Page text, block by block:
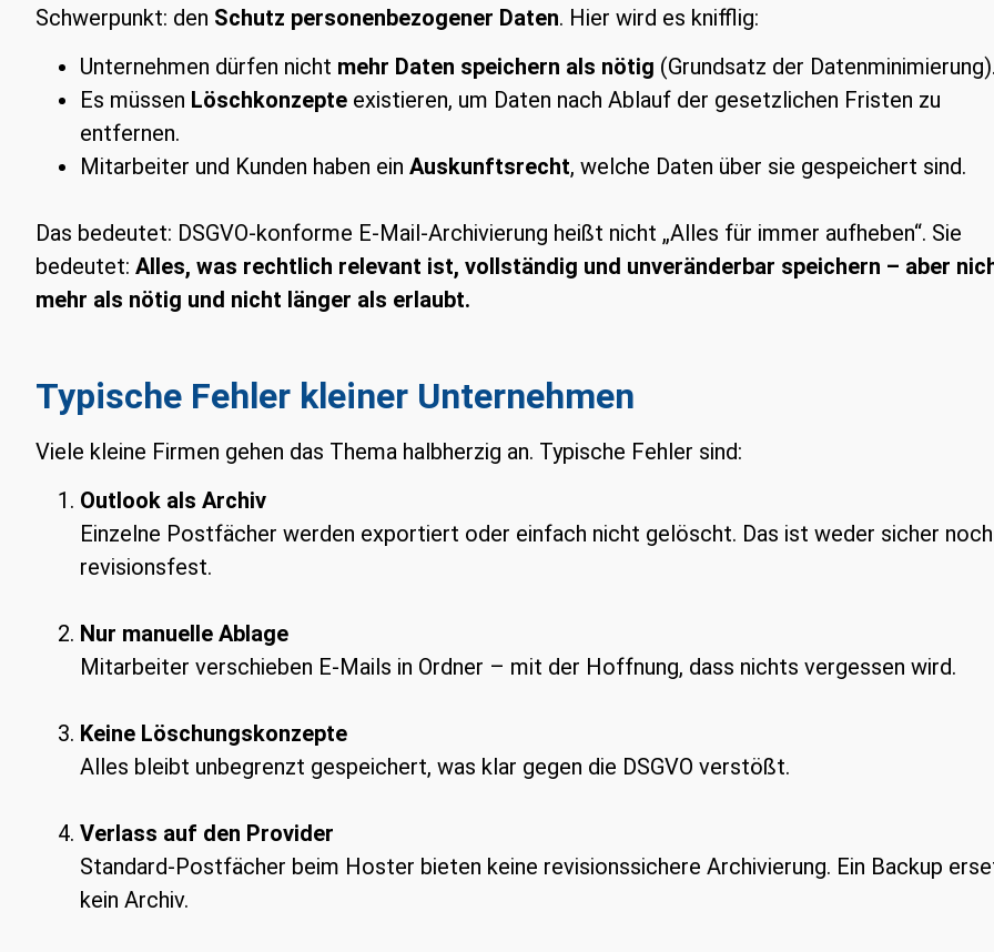
Schwerpunkt: den Schutz personenbezogener Daten. Hier wird es knifflig:
Unternehmen dürfen nicht mehr Daten speichern als nötig (Grundsatz der
Es müssen Löschkonzepte existieren, um Daten nach Ablauf der gesetzlichen Fristen zu
entfernen.
Mitarbeiter und Kunden haben ein Auskunftsrecht, welche Daten über sie gespeichert sind.
Das bedeutet: DSGVO-konforme E-Mail-Archivierung heißt nicht „Alles für immer aufheben“. Sie
bedeutet: Alles, was rechtlich relevant ist, vollständig und unveränderbar speichern – aber
mehr als nötig und nicht länger als erlaubt.
Typische Fehler kleiner Unternehmen
Viele kleine Firmen gehen das Thema halbherzig an. Typische Fehler sind:
Outlook als Archiv
Einzelne Postfächer werden exportiert oder einfach nicht gelöscht. Das ist weder sicher noch
revisionsfest.
Nur manuelle Ablage
Mitarbeiter verschieben E-Mails in Ordner – mit der Hoffnung, dass nichts vergessen wird.
Keine Löschungskonzepte
Alles bleibt unbegrenzt gespeichert, was klar gegen die DSGVO verstößt.
Verlass auf den Provider
Standard-Postfächer beim Hoster bieten keine revisionssichere Archivierung. Ein Backup
kein Archiv.